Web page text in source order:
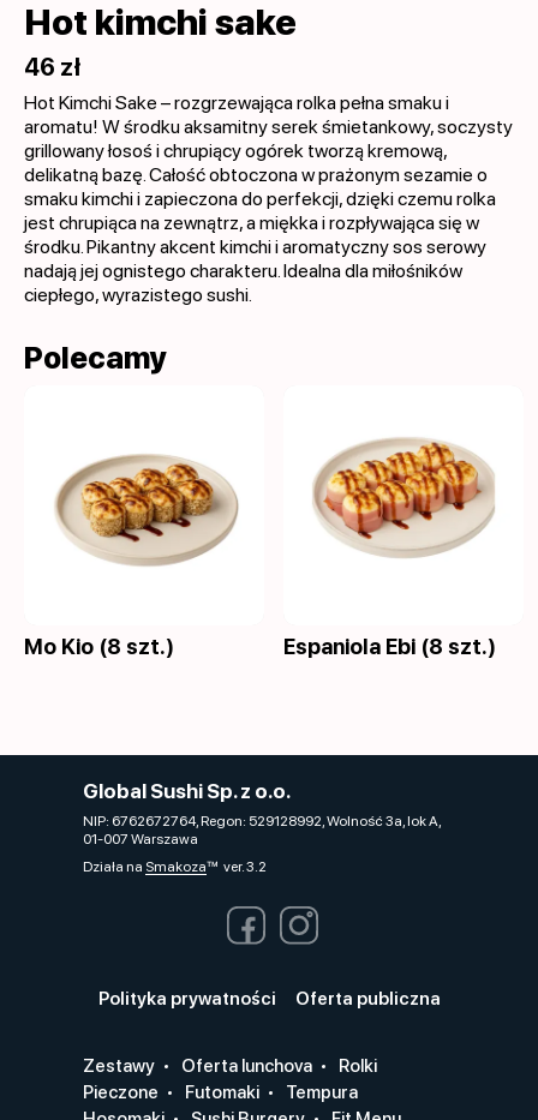
Hot kimchi sake
46 zł
Hot Kimchi Sake – rozgrzewająca rolka pełna smaku i
aromatu! W środku aksamitny serek śmietankowy, soczysty
grillowany łosoś i chrupiący ogórek tworzą kremową,
delikatną bazę. Całość obtoczona w prażonym sezamie o
smaku kimchi i zapieczona do perfekcji, dzięki czemu rolka
jest chrupiąca na zewnątrz, a miękka i rozpływająca się w
środku. Pikantny akcent kimchi i aromatyczny sos serowy
nadają jej ognistego charakteru. Idealna dla miłośników
ciepłego, wyrazistego sushi.
Polecamy
Mo Kio (8 szt.) Espaniola Ebi (8 szt.)
Global Sushi Sp. z o.o.
NIP: 6762672764, Regon: 529128992, Wolność 3a, lok A,
01-007 Warszawa
Działa na Smakozaver. 3.2
Polityka prywatności Oferta publiczna
Zestawy Oferta lunchova
Rolki
Pieczone
Futomaki
Tempura